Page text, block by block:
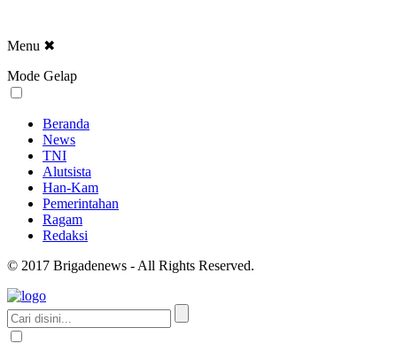
Menu ✖
Mode Gelap
Beranda
News
TNI
Alutsista
Han-Kam
Pemerintahan
Ragam
Redaksi
© 2017 Brigadenews - All Rights Reserved.